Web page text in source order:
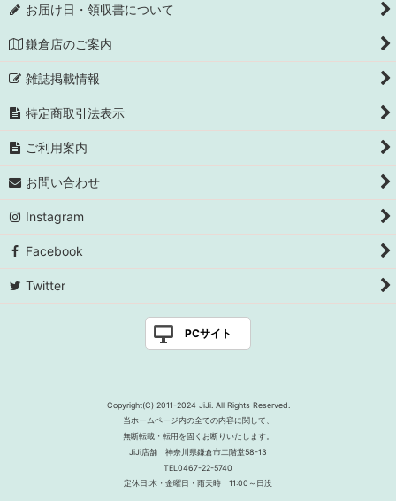
お届け日・領収書について
鎌倉店のご案内
雑誌掲載情報
特定商取引法表示
ご利用案内
お問い合わせ
Instagram
Facebook
Twitter
PCサイト
Copyright(C) 2011-2024 JiJi. All Rights Reserved.
当ホームページ内の全ての内容に関して、
無断転載・転用を固くお断りいたします。
JiJi店舗 神奈川県鎌倉市二階堂58-13
TEL0467-22-5740
定休日:木・金曜日・雨天時 11:00～日没